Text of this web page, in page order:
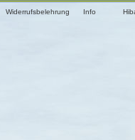
Widerrufsbelehrung Info